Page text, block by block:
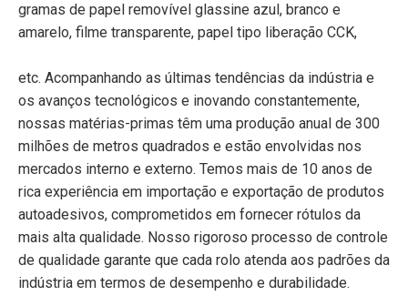
gramas de papel removível glassine azul, branco e
amarelo, filme transparente, papel tipo liberação CCK,
etc. Acompanhando as últimas tendências da indústria e
os avanços tecnológicos e inovando constantemente,
nossas matérias-primas têm uma produção anual de 300
milhões de metros quadrados e estão envolvidas nos
mercados interno e externo. Temos mais de 10 anos de
rica experiência em importação e exportação de produtos
autoadesivos, comprometidos em fornecer rótulos da
mais alta qualidade. Nosso rigoroso processo de controle
de qualidade garante que cada rolo atenda aos padrões da
indústria em termos de desempenho e durabilidade.